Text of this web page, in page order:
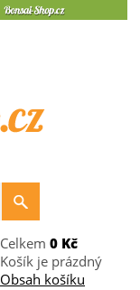
Celkem 0 Kč
Košík je prázdný
Obsah košíku